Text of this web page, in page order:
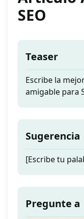
SEO
Teaser
Escribe la
amigable para
Sugerencia
[Escribe tu
Pregunte a